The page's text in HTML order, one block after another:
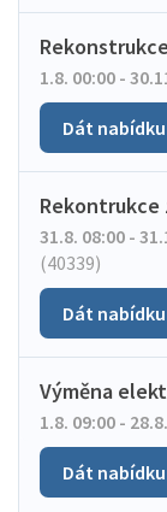
1.8. 00:00 -
Dát nabídku
31.8. 08:00 -
(40339)
Dát nabídku
Výměna
1.8. 09:00 -
Dát nabídku